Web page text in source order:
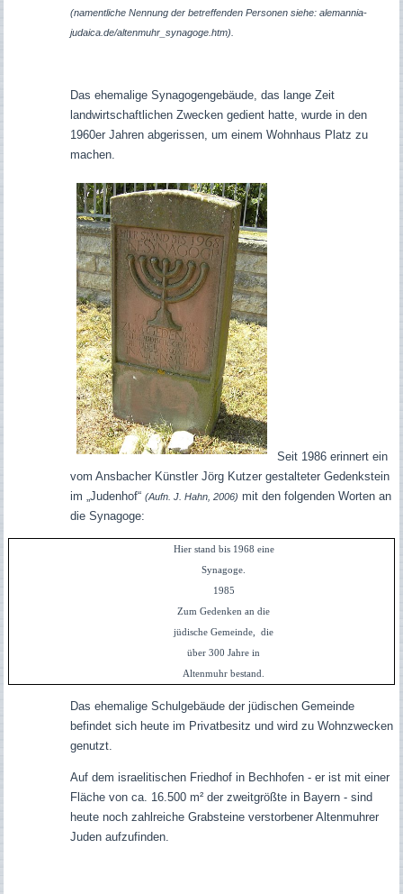
(namentliche Nennung der betreffenden Personen siehe: alemannia-
judaica.de/altenmuhr_synagoge.htm).
Das ehemalige Synagogengebäude, das lange Zeit
landwirtschaftlichen Zwecken gedient hatte, wurde in den
1960er Jahren abgerissen, um einem Wohnhaus Platz zu
machen.
Seit 1986 erinnert ein
vom Ansbacher Künstler Jörg Kutzer gestalteter Gedenkstein
im „Judenhof“ (Aufn. J. Hahn, 2006) mit den folgenden Worten an
die Synagoge:
Hier stand bis 1968 eine
Synagoge.
1985
Zum Gedenken an die
jüdische Gemeinde, die
über 300 Jahre in
Altenmuhr bestand.
Das ehemalige Schulgebäude der jüdischen Gemeinde
befindet sich heute im Privatbesitz und wird zu Wohnzwecken
genutzt.
Auf dem israelitischen Friedhof in Bechhofen - er ist mit einer
Fläche von ca. 16.500 m² der zweitgrößte in Bayern - sind
heute noch zahlreiche Grabsteine verstorbener Altenmuhrer
Juden aufzufinden.